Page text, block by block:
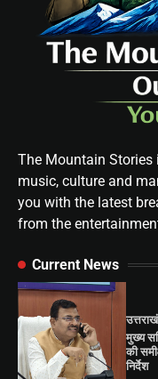
The Mountain Stories
music, culture and
you with the latest
from the
Current News
मुख्य
की
निर्देश